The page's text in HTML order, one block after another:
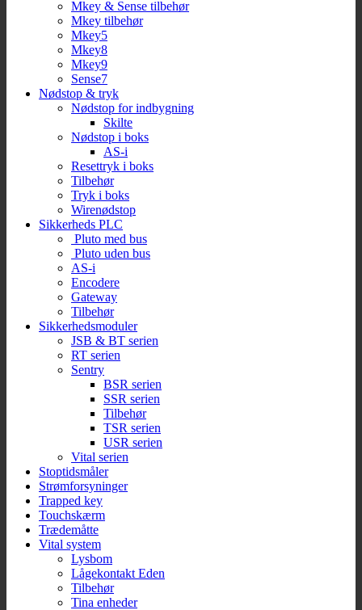
Mkey & Sense tilbehør
Mkey tilbehør
Mkey5
Mkey8
Mkey9
Sense7
Nødstop & tryk
Nødstop for indbygning
Skilte
Nødstop i boks
AS-i
Resettryk i boks
Tilbehør
Tryk i boks
Wirenødstop
Sikkerheds PLC
Pluto med bus
Pluto uden bus
AS-i
Encodere
Gateway
Tilbehør
Sikkerhedsmoduler
JSB & BT serien
RT serien
Sentry
BSR serien
SSR serien
Tilbehør
TSR serien
USR serien
Vital serien
Stoptidsmåler
Strømforsyninger
Trapped key
Touchskærm
Trædemåtte
Vital system
Lysbom
Lågekontakt Eden
Tilbehør
Tina enheder